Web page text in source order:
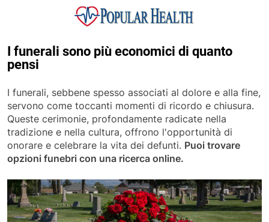
Popular Health
I funerali sono più economici di quanto
pensi
I funerali, sebbene spesso associati al dolore e alla fine,
servono come toccanti momenti di ricordo e chiusura.
Queste cerimonie, profondamente radicate nella
tradizione e nella cultura, offrono l'opportunità di
onorare e celebrare la vita dei defunti. Puoi trovare
opzioni funebri con una ricerca online.